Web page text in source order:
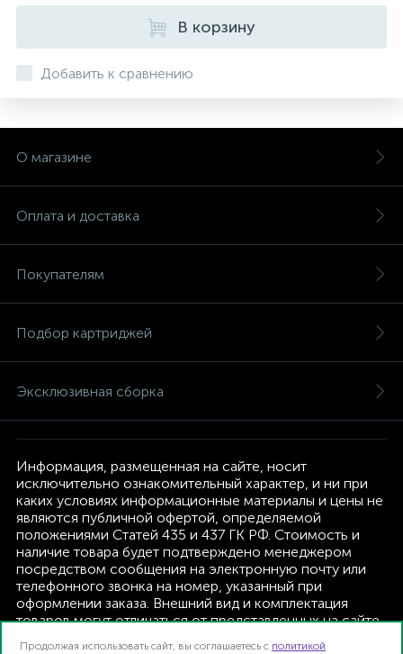
В корзину
Добавить к сравнению
О магазине
Оплата и доставка
Покупателям
Подбор картриджей
Эксклюзивная сборка
Информация, размещенная на сайте, носит
исключительно ознакомительный характер, и ни при
каких условиях информационные материалы и цены не
являются публичной офертой, определяемой
положениями Статей 435 и 437 ГК РФ. Стоимость и
наличие товара будет подтверждено менеджером
посредством сообщения на электронную почту или
телефонного звонка на номер, указанный при
оформлении заказа. Внешний вид и комплектация
товаров могут отличаться от представленных на сайте.
Продолжая использовать сайт, вы соглашаетесь с политикой